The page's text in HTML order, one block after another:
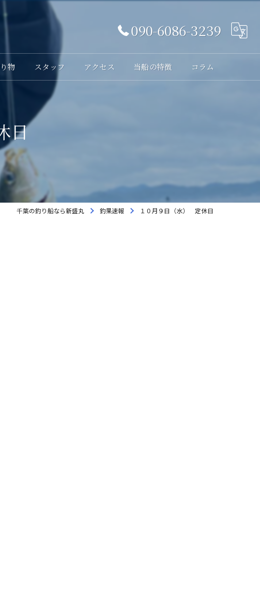
090-6086-3239
物 スタッフ アクセス 当船の特徴 コラム
日
千葉の釣り船なら新盛丸 釣果速報 １０月９日（水） 定休日